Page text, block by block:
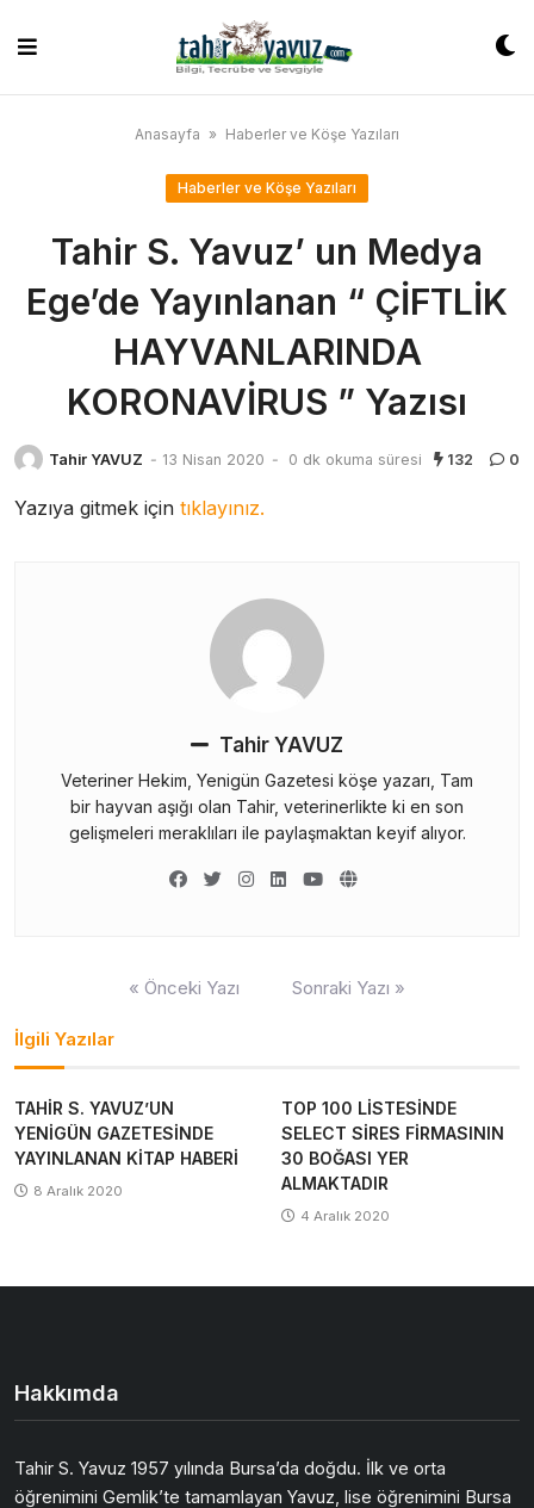
content
Anasayfa » Haberler ve Köşe Yazıları
Haberler ve Köşe Yazıları
Tahir S. Yavuz’ un Medya
Ege’de Yayınlanan “ ÇİFTLİK
HAYVANLARINDA
KORONAVİRUS ” Yazısı
Tahir YAVUZ - 13 Nisan 2020 - 0 dk okuma süresi 132 0
Yazıya gitmek için tıklayınız.
Tahir YAVUZ
Veteriner Hekim, Yenigün Gazetesi köşe yazarı, Tam
bir hayvan aşığı olan Tahir, veterinerlikte ki en son
gelişmeleri meraklıları ile paylaşmaktan keyif alıyor.
« Önceki Yazı Sonraki Yazı »
İlgili Yazılar
TAHİR S. YAVUZ’UN
YENİGÜN GAZETESİNDE
YAYINLANAN KİTAP HABERİ
8 Aralık 2020
TOP 100 LİSTESİNDE
SELECT SİRES FİRMASININ
30 BOĞASI YER
ALMAKTADIR
4 Aralık 2020
Hakkımda
Tahir S. Yavuz 1957 yılında Bursa’da doğdu. İlk ve orta
öğrenimini Gemlik’te tamamlayan Yavuz, lise öğrenimini Bursa